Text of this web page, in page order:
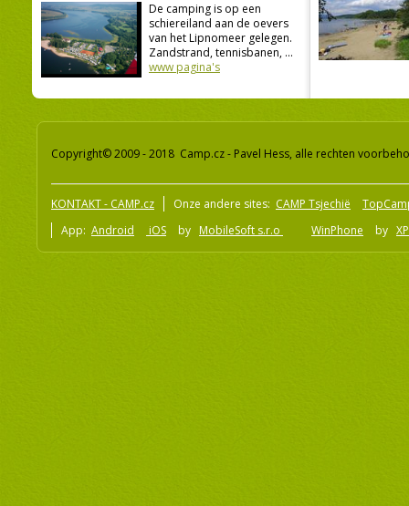
De camping is op een
schiereiland aan de oevers
van het Lipnomeer gelegen.
Zandstrand, tennisbanen, ...
www pagina's
Copyright© 2009 - 2018 Camp.cz - Pavel Hess, alle rechten
KONTAKT - CAMP.cz Onze andere sites: CAMP Tsjechië
App: Android iOS by MobileSoft s.r.o WinPhone by